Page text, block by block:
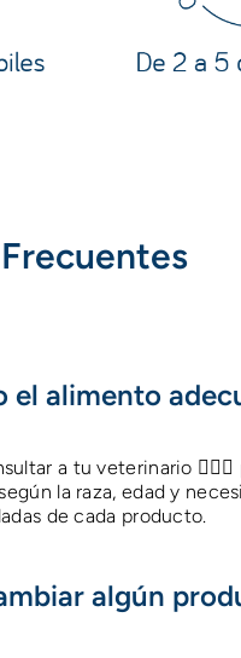
el alimento
a tu veterinario
la raza, edad y
de cada producto.
algún